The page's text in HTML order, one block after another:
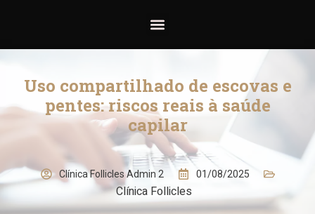
Uso compartilhado de escovas e
pentes: riscos reais à saúde
capilar
Clínica Follicles Admin 2 01/08/2025
Clínica Follicles